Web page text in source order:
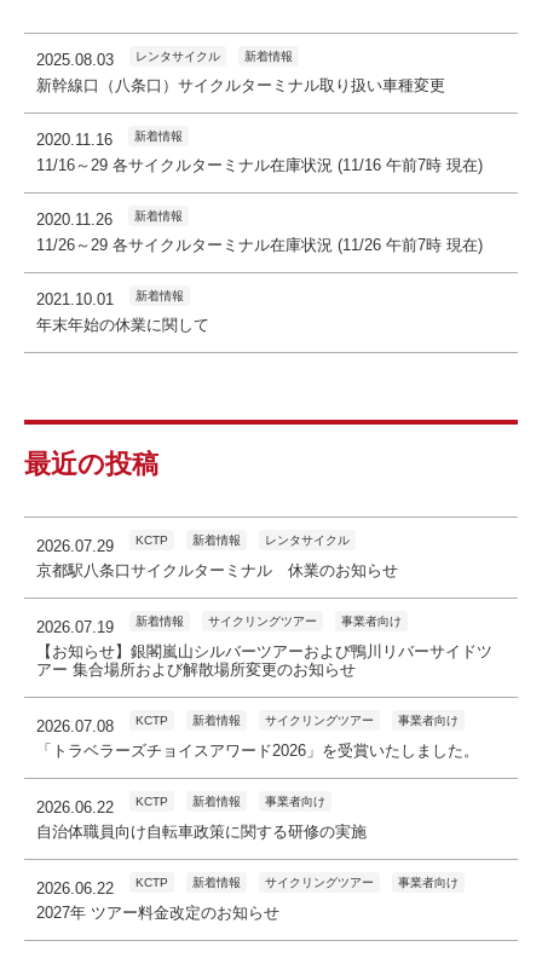
2025.08.03 レンタサイクル 新着情報
新幹線口（八条口）サイクルターミナル取り扱い車種変更
2020.11.16 新着情報
11/16～29 各サイクルターミナル在庫状況 (11/16 午前7時 現在)
2020.11.26 新着情報
11/26～29 各サイクルターミナル在庫状況 (11/26 午前7時 現在)
2021.10.01 新着情報
年末年始の休業に関して
最近の投稿
2026.07.29 KCTP 新着情報 レンタサイクル
京都駅八条口サイクルターミナル 休業のお知らせ
2026.07.19 新着情報 サイクリングツアー 事業者向け
【お知らせ】銀閣嵐山シルバーツアーおよび鴨川リバーサイドツ
アー 集合場所および解散場所変更のお知らせ
2026.07.08 KCTP 新着情報 サイクリングツアー 事業者向け
「トラベラーズチョイスアワード2026」を受賞いたしました。
2026.06.22 KCTP 新着情報 事業者向け
自治体職員向け自転車政策に関する研修の実施
2026.06.22 KCTP 新着情報 サイクリングツアー 事業者向け
2027年 ツアー料金改定のお知らせ